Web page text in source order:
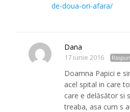
de-doua-ori-afara/
Dana
17 iunie 2016
Doamna Papici e
acel spital in care
care e delăsător si
treaba, asa cum s